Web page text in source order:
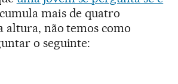
mais de quatro
altura, não temos como
o seguinte: